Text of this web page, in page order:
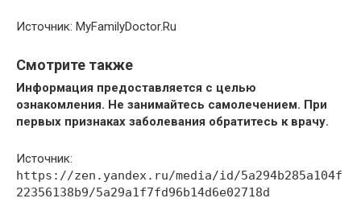
Источник: MyFamilyDoctor.Ru
Смотрите также
Информация предоставляется с целью
ознакомления. Не занимайтесь самолечением. При
первых признаках заболевания обратитесь к врачу.
Источник:
https://zen.yandex.ru/media/id/5a294b285a104f
22356138b9/5a29a1f7fd96b14d6e02718d